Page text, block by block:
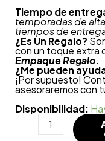
Tiempo de
temporadas de
tiempos de
¿Es Un Regalo?
con un toque extra
Empaque Regalo.
¿Me pueden
¡Por supuesto!
asesoraremos con
Disponibilidad: